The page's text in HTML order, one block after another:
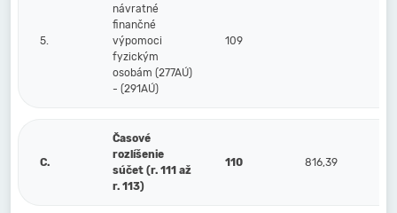
5.
návratné
finančné
výpomoci
fyzickým
osobám (277AÚ)
- (291AÚ)
109
C.
Časové
rozlíšenie
súčet (r. 111 až
r. 113)
110 816,39